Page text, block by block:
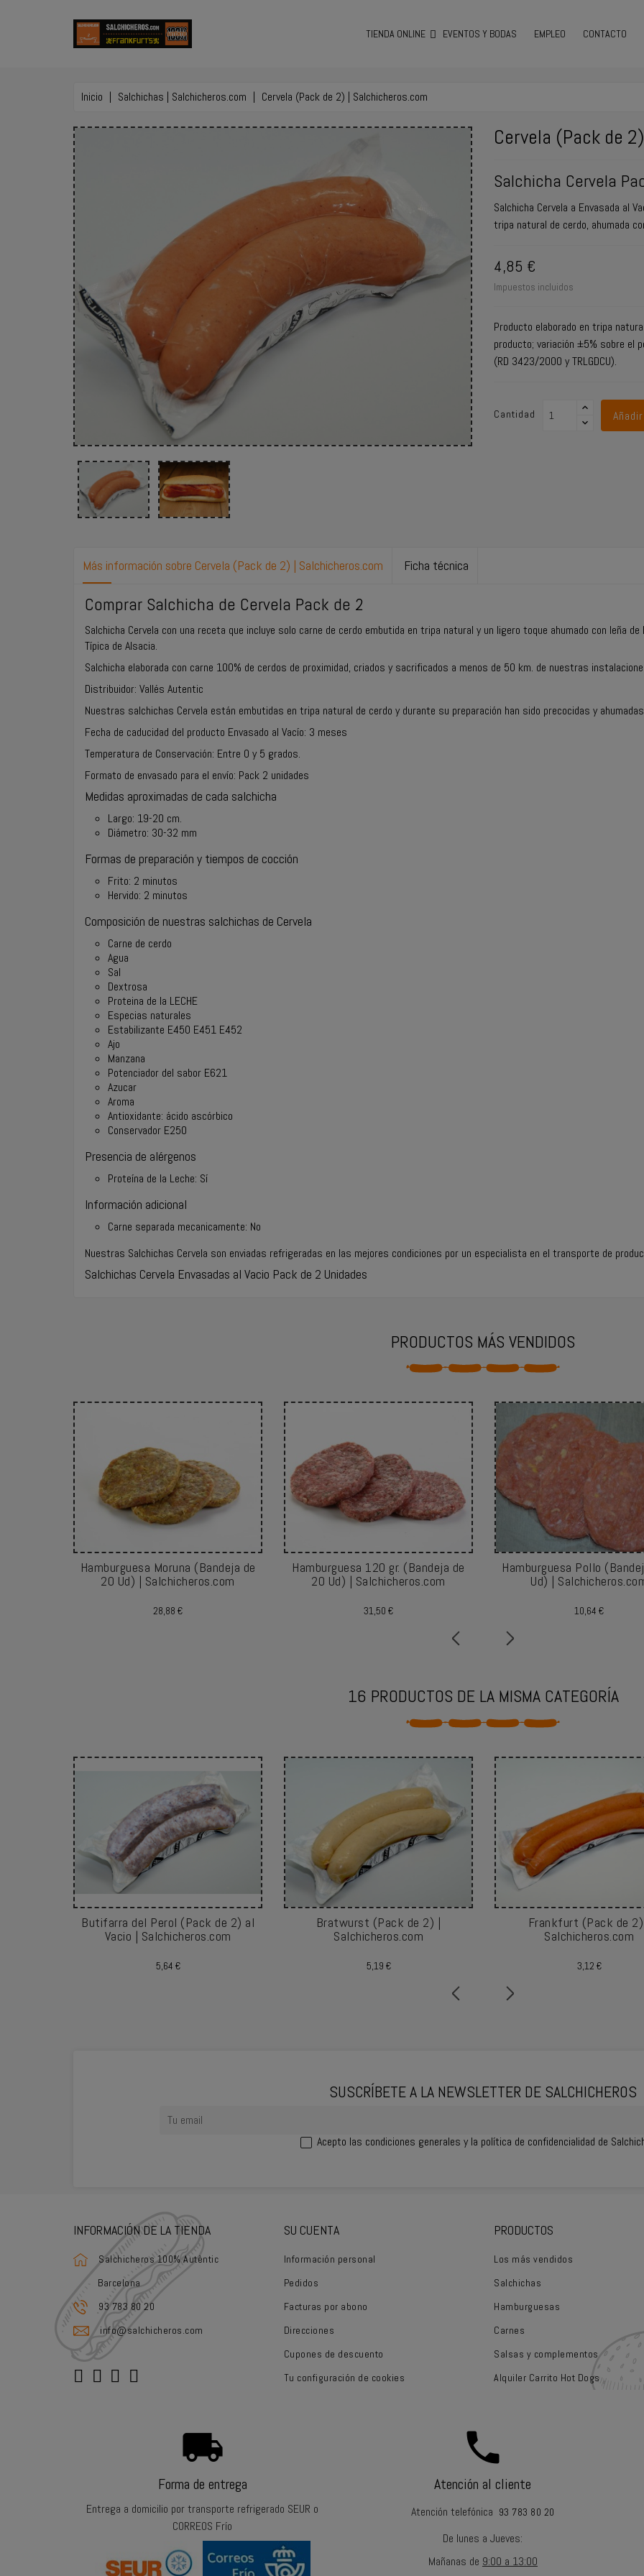
TIENDA ONLINE EVENTOS Y BODAS EMPLEO CONTACTO
Inicio Salchichas | Salchicheros.com Cervela (Pack de 2) | Salchicheros.com
Cervela (Pack de
Salchicha Cervela
Salchicha Cervela a Envasada al
tripa natural de cerdo, ahumada
4,85 €
Impuestos incluidos
Producto elaborado en tripa
producto; variación ±5% sobre el
(RD 3423/2000 y TRLGDCU).
Cantidad
Más información sobre Cervela (Pack de 2) | Salchicheros.com Ficha técnica
Comprar Salchicha de Cervela Pack de 2
Salchicha Cervela con una receta que incluye solo carne de cerdo embutida en tripa natural y un ligero toque ahumado con leña
Típica de Alsacia.
Salchicha elaborada con carne 100% de cerdos de proximidad, criados y sacrificados a menos de 50 km. de nuestras
Distribuidor: Vallés Autentic
Nuestras salchichas Cervela están embutidas en tripa natural de cerdo y durante su preparación han sido precocidas y
Fecha de caducidad del producto Envasado al Vacío: 3 meses
Temperatura de Conservación: Entre 0 y 5 grados.
Formato de envasado para el envío: Pack 2 unidades
Medidas aproximadas de cada salchicha
Largo: 19-20 cm.
Diámetro: 30-32 mm
Formas de preparación y tiempos de cocción
Frito: 2 minutos
Hervido: 2 minutos
Composición de nuestras salchichas de Cervela
Carne de cerdo
Agua
Sal
Dextrosa
Proteina de la LECHE
Especias naturales
Estabilizante E450 E451 E452
Ajo
Manzana
Potenciador del sabor E621
Azucar
Aroma
Antioxidante: ácido ascórbico
Conservador E250
Presencia de alérgenos
Proteína de la Leche: Sí
Información adicional
Carne separada mecanicamente: No
Nuestras Salchichas Cervela son enviadas refrigeradas en las mejores condiciones por un especialista en el transporte de
Salchichas Cervela Envasadas al Vacio Pack de 2 Unidades
PRODUCTOS MÁS VENDIDOS
Hamburguesa Moruna (Bandeja de
20 Ud) | Salchicheros.com
28,88 €Precio
Hamburguesa 120 gr. (Bandeja de
20 Ud) | Salchicheros.com
31,50 €Precio
Hamburguesa Pollo
Ud) |
10,64 €Precio
16 PRODUCTOS DE LA MISMA CATEGORÍA
Butifarra del Perol (Pack de 2) al
Vacio | Salchicheros.com
5,64 €Precio
Bratwurst (Pack de 2) |
Salchicheros.com
5,19 €Precio
Frankfurt (Pack de
Salchicheros.com
3,12 €Precio
SUSCRÍBETE A LA NEWSLETTER DE SALCHICHEROS
Acepto las condiciones generales y la política de confidencialidad de
INFORMACIÓN DE LA TIENDA
Salchicheros 100% Autèntic
Barcelona
93 783 80 20
info@salchicheros.com
SU CUENTA
Información personal
Pedidos
Facturas por abono
Direcciones
Cupones de descuento
Tu configuración de cookies
PRODUCTOS
Los más vendidos
Salchichas
Hamburguesas
Carnes
Salsas y complementos
Alquiler Carrito Hot Dogs
local_shipping
Forma de entrega
Entrega a domicilio por transporte refrigerado SEUR o
CORREOS Frío
call
Atención al cliente
Atención telefónica 93 783 80 20
De lunes a Jueves:
Mañanas de 9:00 a 13:00